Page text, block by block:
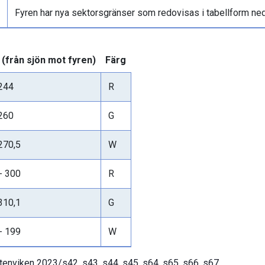
Fyren har nya sektorsgränser som redovisas i tabellform
(från sjön mot fyren) Färg
R
G
W
300 R
G
199 W